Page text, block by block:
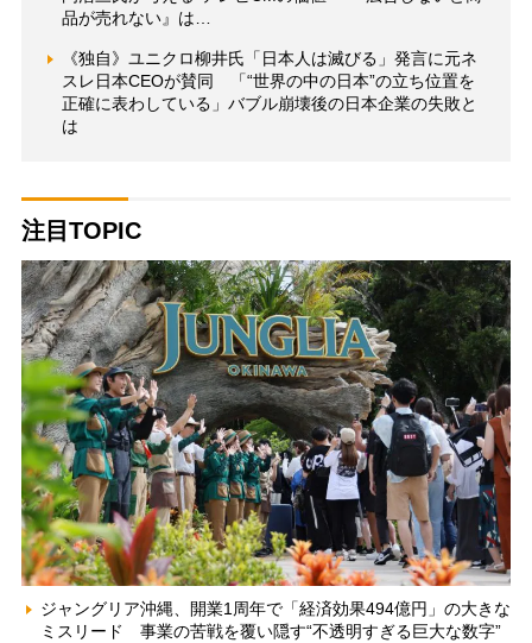
品が売れない』は…
《独自》ユニクロ柳井氏「日本人は滅びる」発言に元ネ
スレ日本CEOが賛同 「“世界の中の日本”の立ち位置を
正確に表わしている」バブル崩壊後の日本企業の失敗と
は
注目TOPIC
ジャングリア沖縄、開業1周年で「経済効果494億円」の大きな
ミスリード 事業の苦戦を覆い隠す“不透明すぎる巨大な数字”